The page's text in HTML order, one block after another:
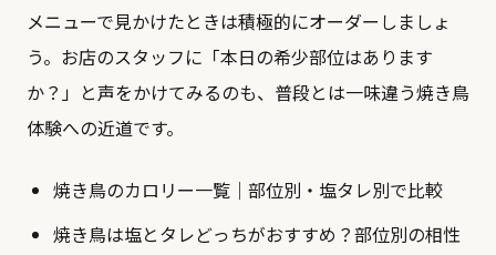
メニューで見かけたときは積極的にオーダーしましょ
う。お店のスタッフに「本日の希少部位はあります
か？」と声をかけてみるのも、普段とは一味違う焼き鳥
体験への近道です。
焼き鳥のカロリー一覧｜部位別・塩タレ別で比較
焼き鳥は塩とタレどっちがおすすめ？部位別の相性